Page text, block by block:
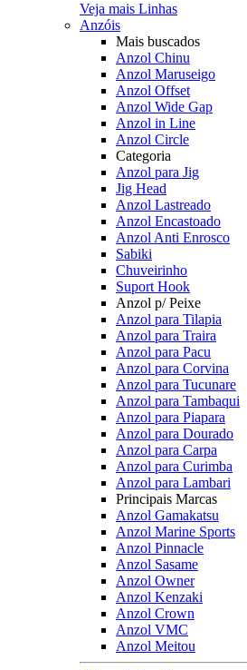
Veja mais Linhas
Anzóis
Mais buscados
Anzol Chinu
Anzol Maruseigo
Anzol Offset
Anzol Wide Gap
Anzol in Line
Anzol Circle
Categoria
Anzol para Jig
Jig Head
Anzol Lastreado
Anzol Encastoado
Anzol Anti Enrosco
Sabiki
Chuveirinho
Suport Hook
Anzol p/ Peixe
Anzol para Tilapia
Anzol para Traira
Anzol para Pacu
Anzol para Corvina
Anzol para Tucunare
Anzol para Tambaqui
Anzol para Piapara
Anzol para Dourado
Anzol para Carpa
Anzol para Curimba
Anzol para Lambari
Principais Marcas
Anzol Gamakatsu
Anzol Marine Sports
Anzol Pinnacle
Anzol Sasame
Anzol Owner
Anzol Kenzaki
Anzol Crown
Anzol VMC
Anzol Meitou